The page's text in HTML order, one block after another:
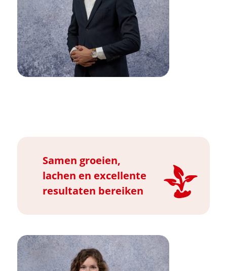
Samen groeien,
lachen en excellente
resultaten bereiken